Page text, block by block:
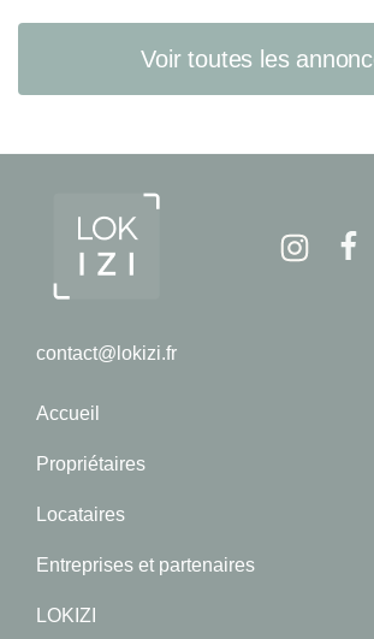
Voir toutes les
contact@lokizi.fr
Accueil
Propriétaires
Locataires
Entreprises et partenaires
LOKIZI